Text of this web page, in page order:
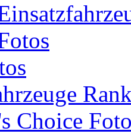
Choice